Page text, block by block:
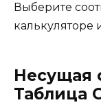
Выберите
калькуляторе
Несущая
Таблица